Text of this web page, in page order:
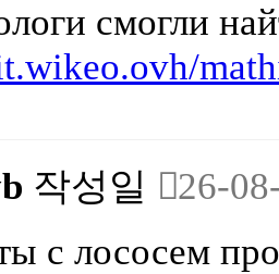
смогли
작성일
26-
с лососем